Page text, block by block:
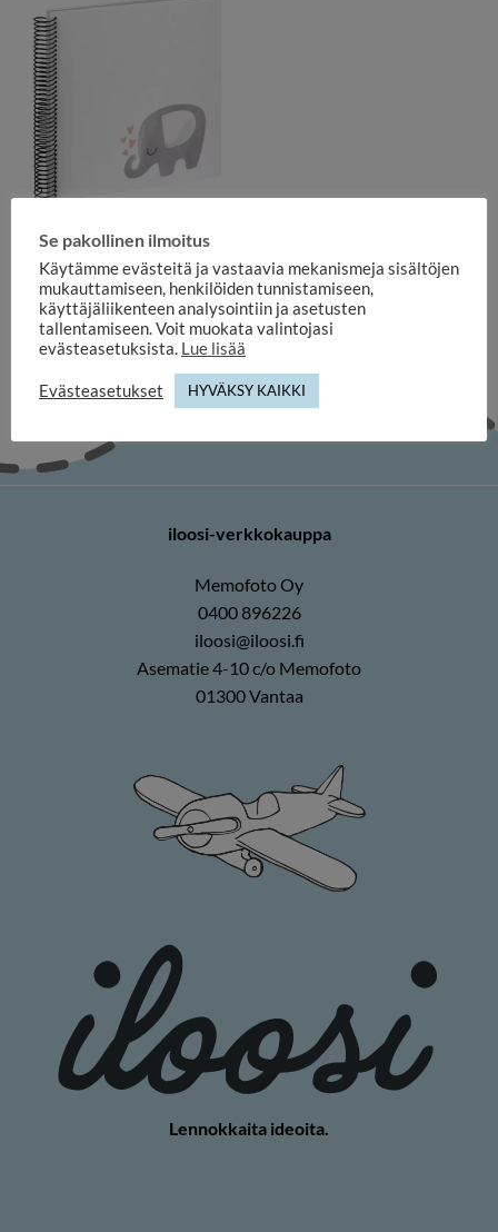
Spiraalialbumi norsu
25x25cm 40-sivua
29,90€
iloosi-verkkokauppa
Memofoto Oy
0400 896226
iloosi@iloosi.fi
Asematie 4-10 c/o Memofoto
01300 Vantaa
Lennokkaita ideoita.
Se pakollinen ilmoitus
Käytämme evästeitä ja vastaavia mekanismeja sisältöjen
mukauttamiseen, henkilöiden tunnistamiseen,
käyttäjäliikenteen analysointiin ja asetusten
tallentamiseen. Voit muokata valintojasi
evästeasetuksista. Lue lisää
Evästeasetukset HYVÄKSY KAIKKI